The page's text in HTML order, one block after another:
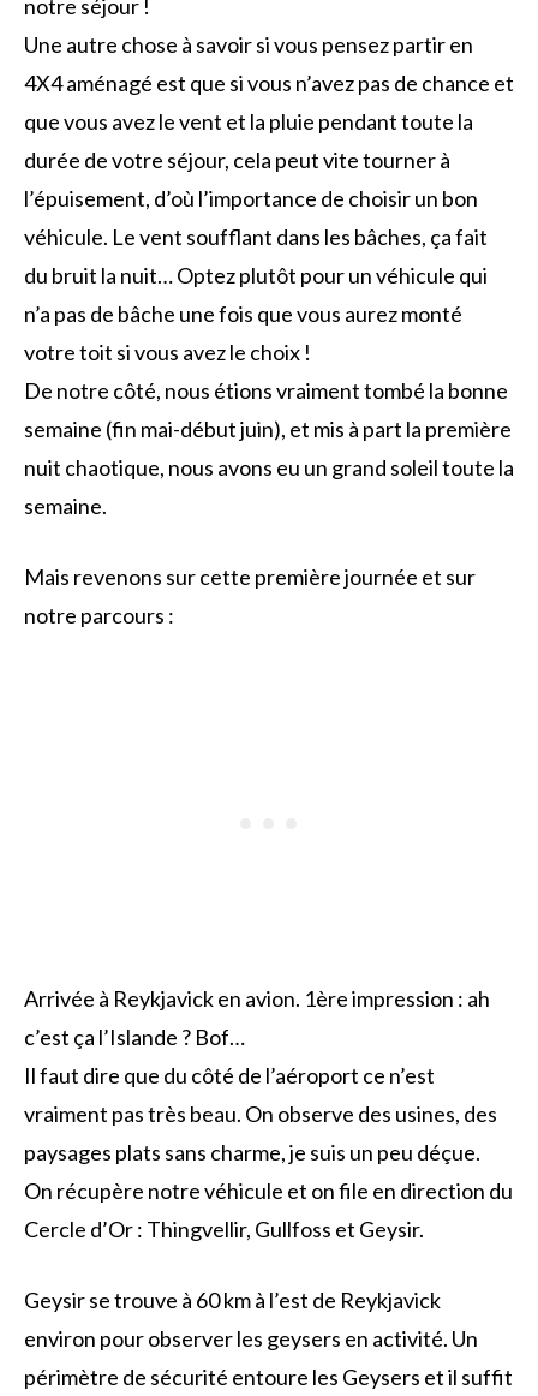
notre séjour !
Une autre chose à savoir si vous pensez partir en
4X4 aménagé est que si vous n’avez pas de chance et
que vous avez le vent et la pluie pendant toute la
durée de votre séjour, cela peut vite tourner à
l’épuisement, d’où l’importance de choisir un bon
véhicule. Le vent soufflant dans les bâches, ça fait
du bruit la nuit… Optez plutôt pour un véhicule qui
n’a pas de bâche une fois que vous aurez monté
votre toit si vous avez le choix !
De notre côté, nous étions vraiment tombé la bonne
semaine (fin mai-début juin), et mis à part la première
nuit chaotique, nous avons eu un grand soleil toute la
semaine.
Mais revenons sur cette première journée et sur
notre parcours :
Arrivée à Reykjavick en avion. 1ère impression : ah
c’est ça l’Islande ? Bof…
Il faut dire que du côté de l’aéroport ce n’est
vraiment pas très beau. On observe des usines, des
paysages plats sans charme, je suis un peu déçue.
On récupère notre véhicule et on file en direction du
Cercle d’Or : Thingvellir, Gullfoss et Geysir.
Geysir se trouve à 60 km à l’est de Reykjavick
environ pour observer les geysers en activité. Un
périmètre de sécurité entoure les Geysers et il suffit